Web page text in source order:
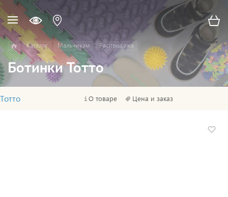
Каталог Мальчикам Распродажа
Ботинки Тотто
Тотто О товаре Цена и заказ